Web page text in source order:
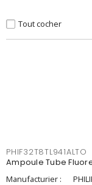
Tout cocher
PHIF32T8TL941ALTO
Ampoule Tube
Manufacturier :